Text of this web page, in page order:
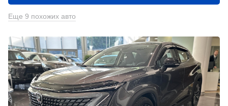
Еще 9 похожих авто